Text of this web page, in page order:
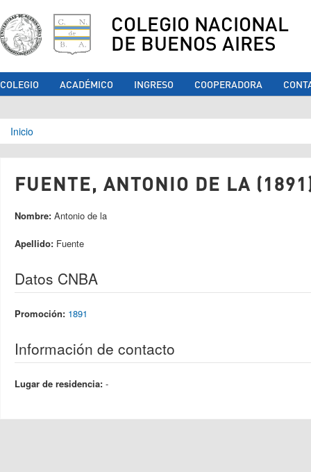
COLEGIO NACIONAL
DE BUENOS AIRES
COLEGIO ACADÉMICO INGRESO COOPERADORA
Se encuentra usted aquí
Inicio
FUENTE, ANTONIO DE LA
Nombre: Antonio de la
Apellido: Fuente
Datos CNBA
Promoción: 1891
Información de contacto
Lugar de residencia: -